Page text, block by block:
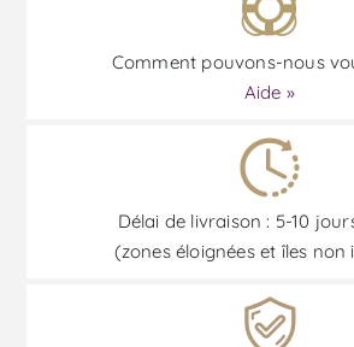
Comment pouvons-nous
Aide »
Délai de livraison : 5-10
(zones éloignées et îles non